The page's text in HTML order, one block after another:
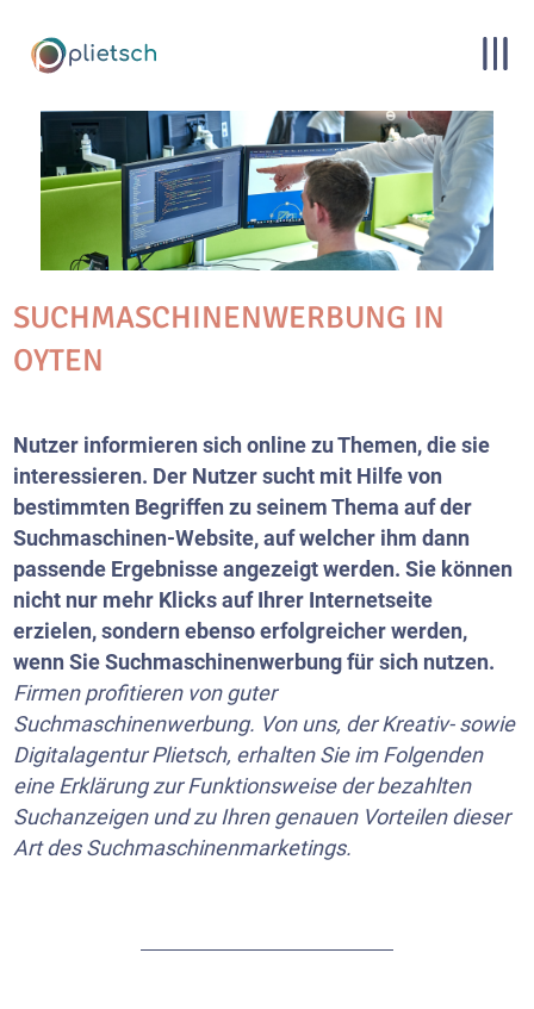
SUCHMASCHINENWERBUNG IN
OYTEN
Nutzer informieren sich online zu Themen, die sie
interessieren. Der Nutzer sucht mit Hilfe von
bestimmten Begriffen zu seinem Thema auf der
Suchmaschinen-Website, auf welcher ihm dann
passende Ergebnisse angezeigt werden. Sie können
nicht nur mehr Klicks auf Ihrer Internetseite
erzielen, sondern ebenso erfolgreicher werden,
wenn Sie Suchmaschinenwerbung für sich nutzen.
Firmen profitieren von guter
Suchmaschinenwerbung. Von uns, der Kreativ- sowie
Digitalagentur Plietsch, erhalten Sie im Folgenden
eine Erklärung zur Funktionsweise der bezahlten
Suchanzeigen und zu Ihren genauen Vorteilen dieser
Art des Suchmaschinenmarketings.